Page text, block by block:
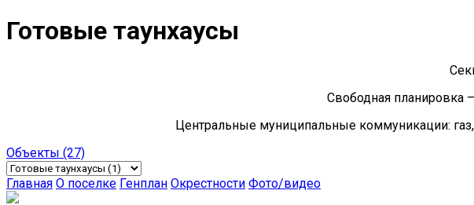
Готовые таунхаусы
Свободная планировка
Центральные муниципальные коммуникации:
Объекты (27)
Главная О поселке Генплан Окрестности Фото/видео